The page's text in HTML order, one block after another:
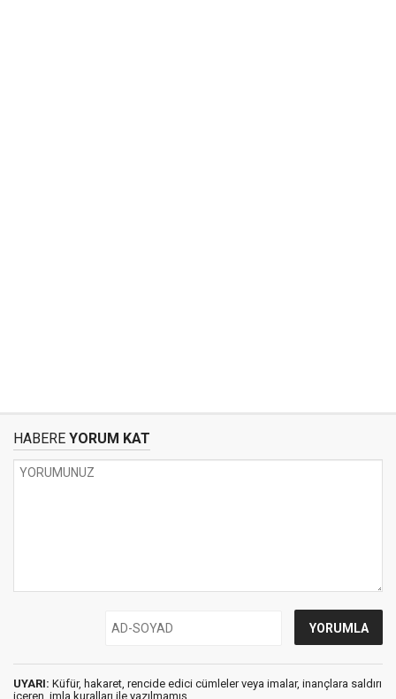
HABERE YORUM KAT
UYARI: Küfür, hakaret, rencide edici cümleler veya imalar, inançlara saldırı
içeren, imla kuralları ile yazılmamış,